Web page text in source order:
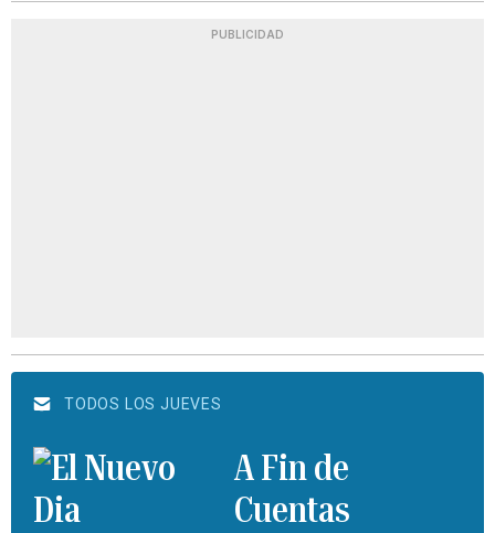
PUBLICIDAD
TODOS LOS JUEVES
A Fin de
Cuentas